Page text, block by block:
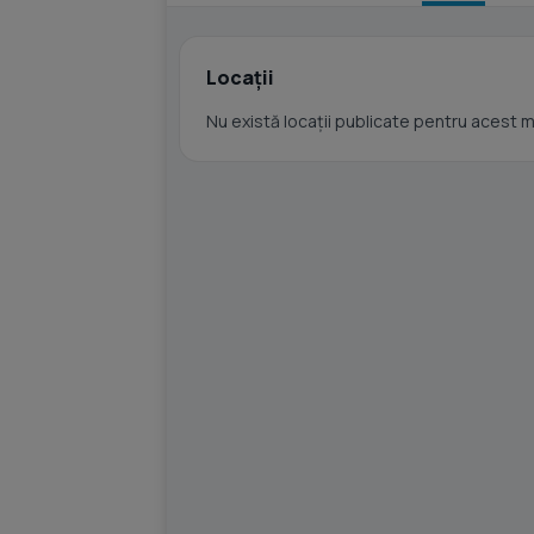
Locații
Nu există locații publicate pentru acest